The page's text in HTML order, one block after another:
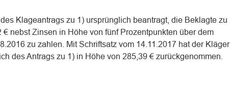
Klageantrags zu 1) ursprünglich beantragt, die Beklagte zu
nebst Zinsen in Höhe von fünf Prozentpunkten über dem
zu zahlen. Mit Schriftsatz vom 14.11.2017 hat der Kläger
des Antrags zu 1) in Höhe von 285,39 € zurückgenommen.